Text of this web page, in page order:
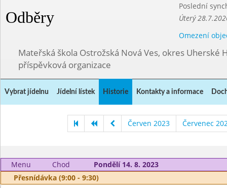
Odběry
Poslední
Úterý
Omezení
Mateřská škola Ostrožská Nová Ves, okres Uherské
příspěvková organizace
Vybrat jídelnu Jídelní lístek Historie Kontakty a informace
Červen 2023 Červenec
Menu Chod
Pondělí 14. 8. 2023
Přesnídávka (9:00 - 9:30)